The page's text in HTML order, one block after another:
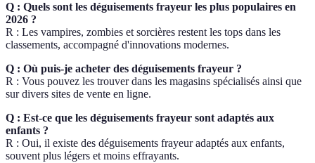
Q : Quels sont les déguisements frayeur les plus populaires en
2026 ?
R : Les vampires, zombies et sorcières restent les tops dans les
classements, accompagné d'innovations modernes.
Q : Où puis-je acheter des déguisements frayeur ?
R : Vous pouvez les trouver dans les magasins spécialisés ainsi que
sur divers sites de vente en ligne.
Q : Est-ce que les déguisements frayeur sont adaptés aux
enfants ?
R : Oui, il existe des déguisements frayeur adaptés aux enfants,
souvent plus légers et moins effrayants.